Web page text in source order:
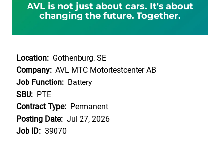
AVL is not just about cars. It's about
changing the future. Together.
Location: Gothenburg, SE
Company: AVL MTC Motortestcenter AB
Job Function: Battery
SBU: PTE
Contract Type: Permanent
Posting Date: Jul 27, 2026
Job ID: 39070